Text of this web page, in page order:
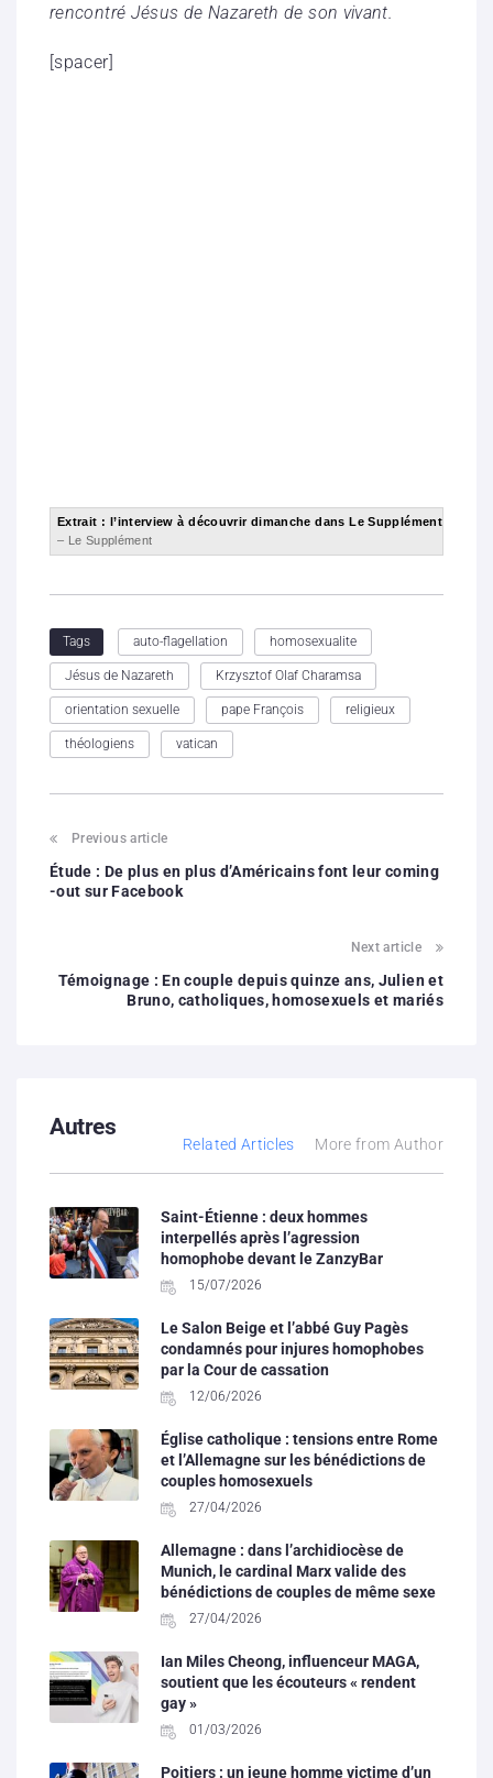
rencontré Jésus de Nazareth de son vivant.
[spacer]
Extrait : l’interview à découvrir dimanche dans Le Supplément
– Le Supplément
Tags auto-flagellation homosexualite
Jésus de Nazareth Krzysztof Olaf Charamsa
orientation sexuelle pape François religieux
théologiens vatican
Previous article
Étude : De plus en plus d’Américains font leur coming
-out sur Facebook
Next article
Témoignage : En couple depuis quinze ans, Julien et
Bruno, catholiques, homosexuels et mariés
Autres
Related Articles More from Author
Saint-Étienne : deux hommes
interpellés après l’agression
homophobe devant le ZanzyBar
15/07/2026
Le Salon Beige et l’abbé Guy Pagès
condamnés pour injures homophobes
par la Cour de cassation
12/06/2026
Église catholique : tensions entre Rome
et l’Allemagne sur les bénédictions de
couples homosexuels
27/04/2026
Allemagne : dans l’archidiocèse de
Munich, le cardinal Marx valide des
bénédictions de couples de même sexe
27/04/2026
Ian Miles Cheong, influenceur MAGA,
soutient que les écouteurs « rendent
gay »
01/03/2026
Poitiers : un jeune homme victime d’un